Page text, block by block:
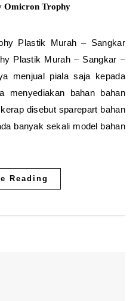
Omicron Trophy
Plastik Murah – Sangkar –
menjual piala saja kepada
menyediakan bahan bahan
disebut sparepart bahan
banyak sekali model bahan
Reading